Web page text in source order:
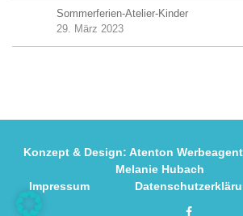
Sommerferien-Atelier-Kinder
29. März 2023
Konzept & Design: Atenton
Melanie Hubach
Impressum